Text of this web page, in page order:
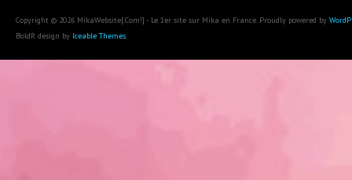
Copyright © 2026 MikaWebsite[.Com!] - Le 1er site sur Mika en France. Proudly powered by
BoldR design by Iceable Themes.